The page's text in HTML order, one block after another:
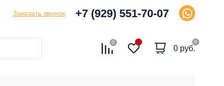
Заказать звонок +7 (929) 551-70-07
0 0
0 руб.